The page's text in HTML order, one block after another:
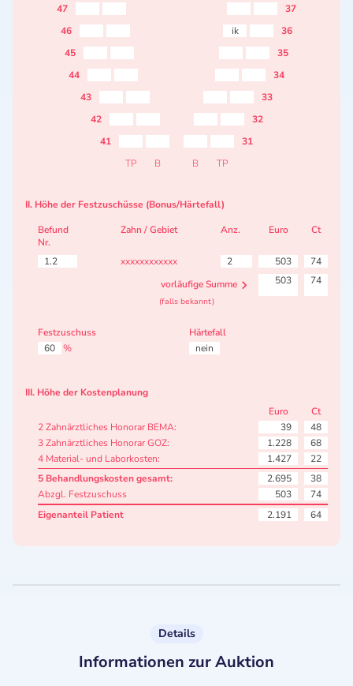
47
37
46
ik
36
45
35
44
34
43
33
42
32
41
31
TP
B B TP
II. Höhe der Festzuschüsse (Bonus/Härtefall)
Befund
Nr.
Zahn / Gebiet Anz. Euro Ct
1.2 xxxxxxxxxxxx 2 503
74
vorläufige Summe
503 74
(falls bekannt)
Festzuschuss
60
%
Härtefall
nein
III. Höhe der Kostenplanung
Euro
Ct
2 Zahnärztliches Honorar BEMA:
39
48
3 Zahnärztliches Honorar GOZ:
1.228
68
4 Material- und Laborkosten:
1.427
22
5 Behandlungskosten gesamt:
2.695
38
Abzgl. Festzuschuss
503
74
Eigenanteil Patient
2.191 64
Details
Informationen zur Auktion